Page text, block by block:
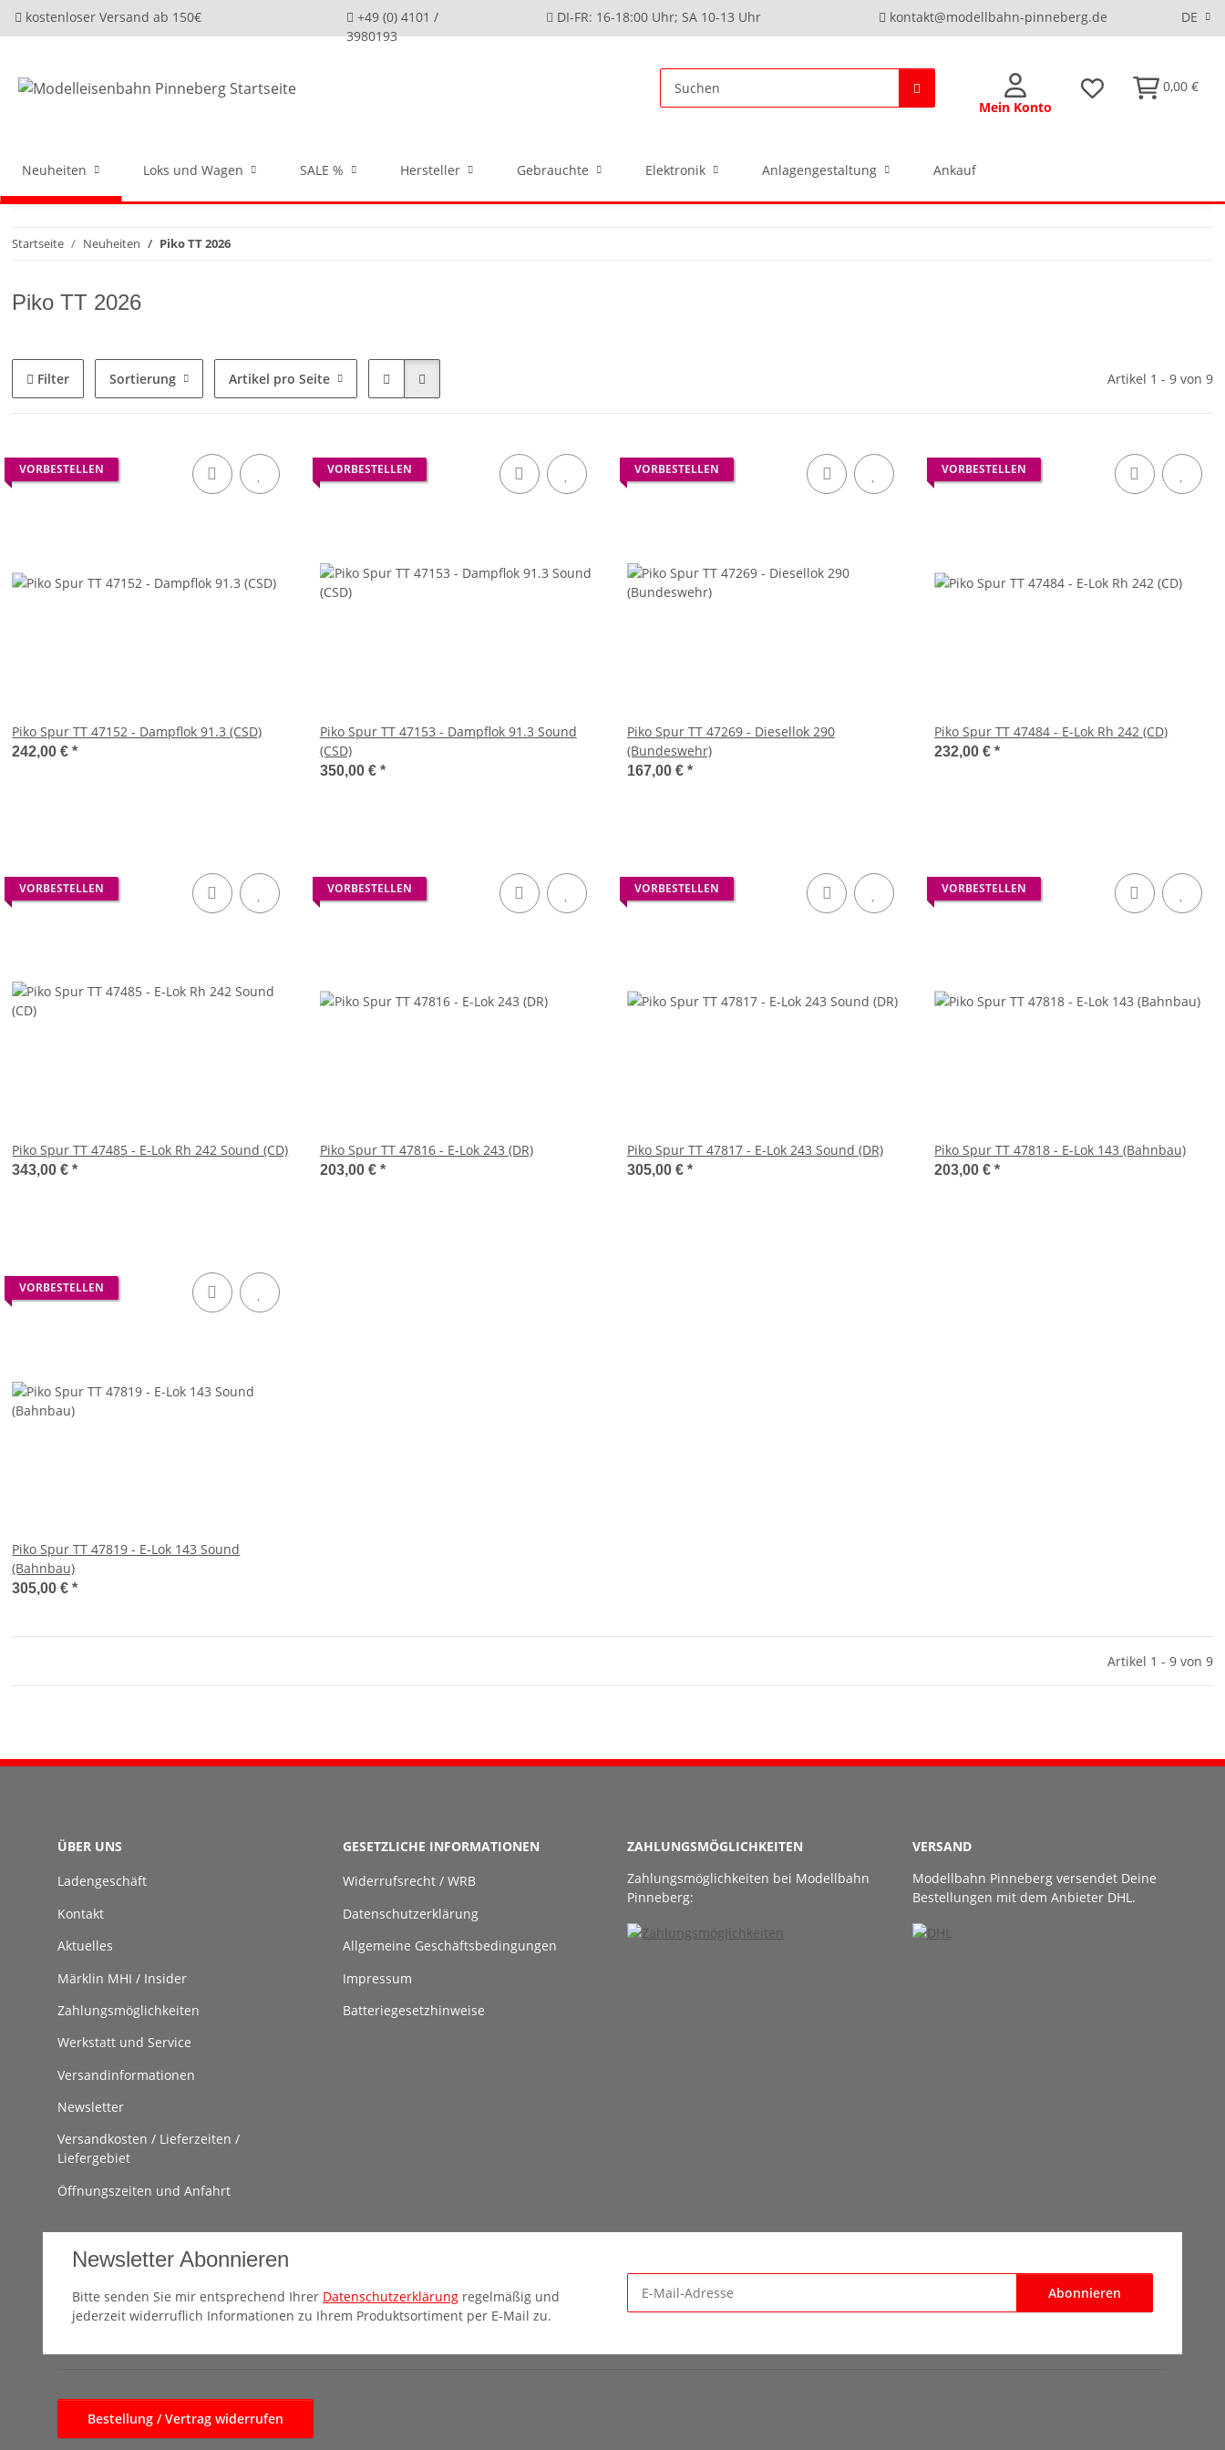
DE
kostenloser Versand ab 150€
+49 (0) 4101 /
3980193
DI-FR: 16-18:00 Uhr; SA 10-13 Uhr kontakt@modellbahn-pinneberg.de
Mein Konto
0,00 €
Neuheiten Loks und Wagen SALE % Hersteller Gebrauchte Elektronik Anlagengestaltung Ankauf
Startseite Neuheiten Piko TT 2026
Piko TT 2026
Filter Sortierung Artikel pro Seite Artikel 1 - 9 von 9
VORBESTELLEN
Piko Spur TT 47152 - Dampflok 91.3 (CSD)
242,00 €*
VORBESTELLEN
Piko Spur TT 47153 - Dampflok 91.3 Sound
(CSD)
350,00 € *
VORBESTELLEN
Piko Spur TT 47269 - Diesellok 290
(Bundeswehr)
167,00 € *
VORBESTELLEN
Piko Spur TT 47484 - E-Lok Rh 242 (CD)
232,00 €*
VORBESTELLEN
Piko Spur TT 47485 - E-Lok Rh 242 Sound (CD)
343,00 €*
VORBESTELLEN
Piko Spur TT 47816 - E-Lok 243 (DR)
203,00 € *
VORBESTELLEN
Piko Spur TT 47817 - E-Lok 243 Sound (DR)
305,00 € *
VORBESTELLEN
Piko Spur TT 47818 - E-Lok 143 (Bahnbau)
203,00 €*
VORBESTELLEN
Piko Spur TT 47819 - E-Lok 143 Sound
(Bahnbau)
305,00 €*
Artikel 1 - 9 von 9
ÜBER UNS
Ladengeschäft
Kontakt
Aktuelles
Märklin MHI / Insider
Zahlungsmöglichkeiten
Werkstatt und Service
Versandinformationen
Newsletter
Versandkosten / Lieferzeiten /
Liefergebiet
Öffnungszeiten und Anfahrt
GESETZLICHE INFORMATIONEN
Widerrufsrecht / WRB
Datenschutzerklärung
Allgemeine Geschäftsbedingungen
Impressum
Batteriegesetzhinweise
ZAHLUNGSMÖGLICHKEITEN
Zahlungsmöglichkeiten bei Modellbahn
Pinneberg:
VERSAND
Modellbahn Pinneberg versendet Deine
Bestellungen mit dem Anbieter DHL.
Newsletter Abonnieren
Bitte senden Sie mir entsprechend Ihrer Datenschutzerklärung regelmäßig und
jederzeit widerruflich Informationen zu Ihrem Produktsortiment per E-Mail zu.
Abonnieren
Bestellung / Vertrag widerrufen